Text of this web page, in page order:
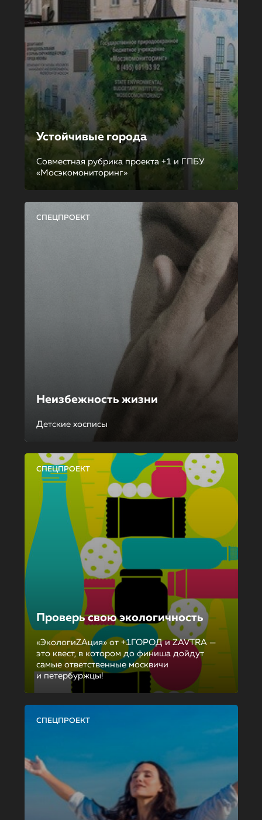
Устойчивые города
Совместная рубрика проекта +1 и ГПБУ
«Мосэкомониторинг»
СПЕЦПРОЕКТ
Неизбежность жизни
Детские хосписы
СПЕЦПРОЕКТ
Проверь свою экологичность
«ЭкологиZAция» от +1ГОРОД и ZAVTRA —
это квест, в котором до финиша дойдут
самые ответственные москвичи
и петербуржцы!
СПЕЦПРОЕКТ